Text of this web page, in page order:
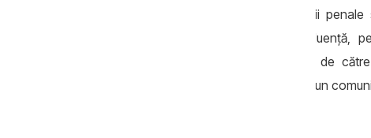
efectuate în cadrul desfășurării urmăririi
comiterea infracțiunii de trafic de influență,
procesuale, care urmau a fi realizate de
procedură penală”, se menționează într-un